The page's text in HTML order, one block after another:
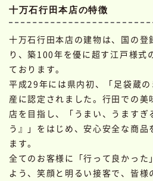
十万石行田本店の特徴
十万石行田本店の建物は、国の登
り、築100年を優に超す江戸様式
ております。
平成29年には県内初、「足袋蔵
産に認定されました。行田での美
店を目指し、「うまい、うますぎ
う』」をはじめ、安心安全な商品
ます。
全てのお客様に「行って良かった
よう、笑顔と明るい接客で、皆様